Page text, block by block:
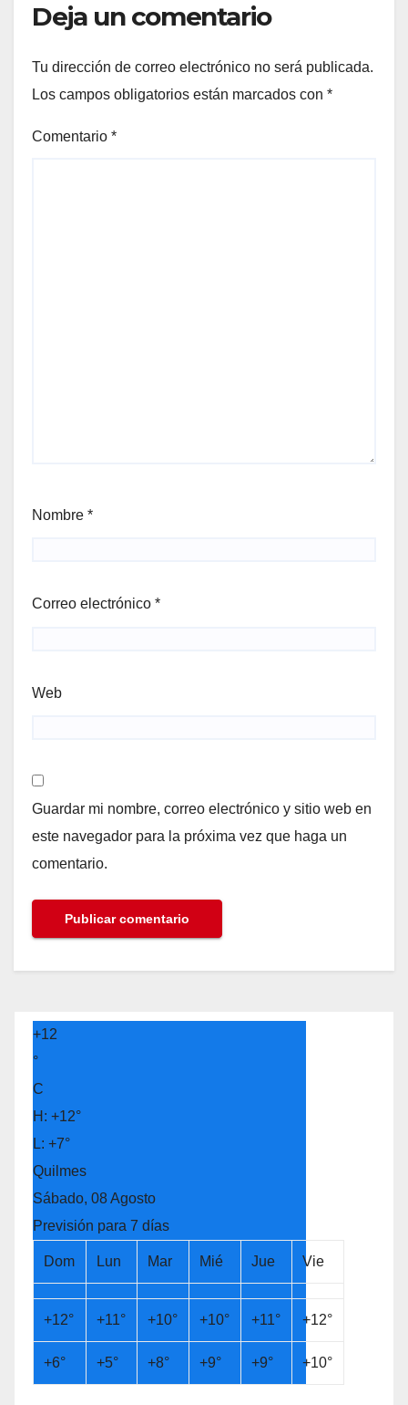
Deja un comentario
Tu dirección de correo electrónico no será publicada.
Los campos obligatorios están marcados con *
Comentario *
Nombre *
Correo electrónico *
Web
Guardar mi nombre, correo electrónico y sitio web en
este navegador para la próxima vez que haga un
comentario.
+12
°
C
H: +12°
L: +7°
Quilmes
Sábado, 08 Agosto
Previsión para 7 días
Dom Lun Mar Mié Jue Vie
+12° +11° +10° +10° +11° +12°
+6° +5° +8° +9° +9° +10°